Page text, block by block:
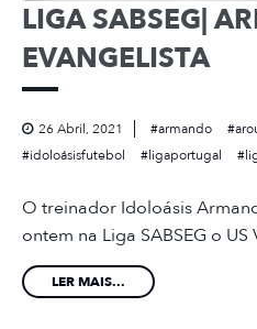
LIGA SABSEG|
EVANGELISTA
26 Abril, 2021 armando
idoloásisfutebol
ligaportugal
O treinador Idoloásis
ontem na Liga SABSEG o
LER MAIS...